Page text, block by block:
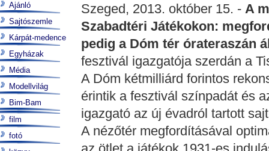
Szeged, 2013. október 15. - A
Szabadtéri Játékokon:
pedig a Dóm tér órateraszán
fesztivál igazgatója szerdán a
A Dóm kétmilliárd forintos
érintik a fesztivál színpadát és
igazgató az új évadról tartott
A nézőtér megfordításával
Ajánló
Sajtószemle
Kárpát-medence
Egyházak
Média
Modellvilág
Bim-Bam
film
fotó